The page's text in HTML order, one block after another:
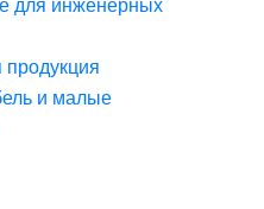
для инженерных
продукция
и малые